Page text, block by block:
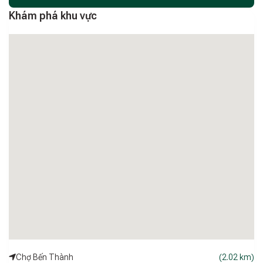
Khám phá khu vực
Chợ Bến Thành (2.02 km)